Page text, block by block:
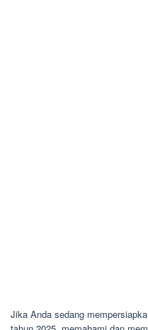
Jika Anda sedang